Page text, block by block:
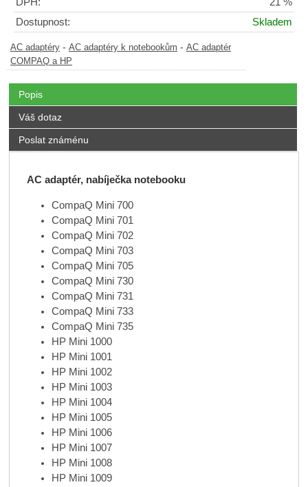
Dostupnost:
Skladem
AC adaptéry - AC adaptéry k notebookům - AC adaptér
COMPAQ a HP
Popis
Váš dotaz
Poslat známénu
AC adaptér, nabíječka notebooku
CompaQ Mini 700
CompaQ Mini 701
CompaQ Mini 702
CompaQ Mini 703
CompaQ Mini 705
CompaQ Mini 730
CompaQ Mini 731
CompaQ Mini 733
CompaQ Mini 735
HP Mini 1000
HP Mini 1001
HP Mini 1002
HP Mini 1003
HP Mini 1004
HP Mini 1005
HP Mini 1006
HP Mini 1007
HP Mini 1008
HP Mini 1009